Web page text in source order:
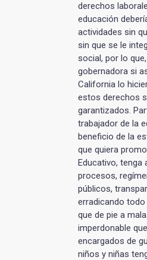
derechos
educación
actividades sin
sin que se le
social, por lo
gobernadora si
California lo
estos derechos
garantizados.
trabajador de la
beneficio de la
que quiera
Educativo, tenga
procesos,
públicos,
erradicando
que de pie a
imperdonable
encargados de
niños y niñas